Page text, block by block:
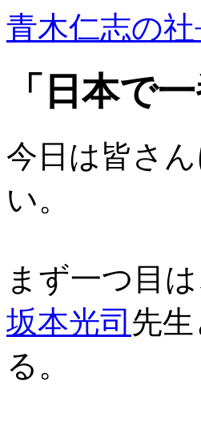
青木仁志の
「日本で
今日は皆さ
い。
まず一つ目
坂本光司 先
る。